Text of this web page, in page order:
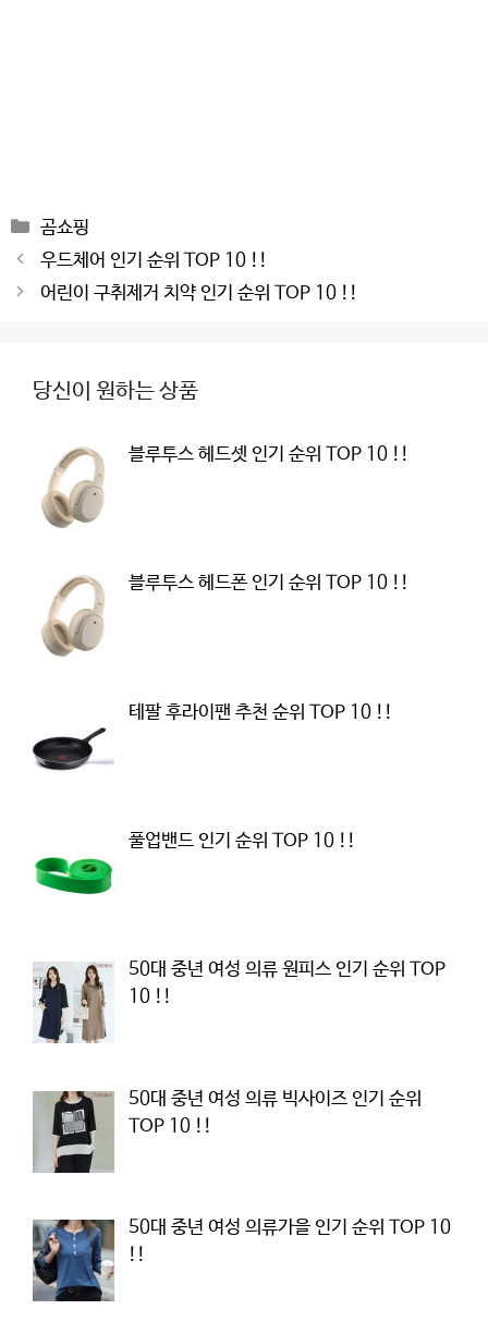
Categories
곰쇼핑
Post
navigation
우드체어 인기 순위 TOP 10 !!
어린이 구취제거 치약 인기 순위 TOP 10 !!
당신이 원하는 상품
블루투스 헤드셋 인기 순위 TOP 10 !!
블루투스 헤드폰 인기 순위 TOP 10 !!
테팔 후라이팬 추천 순위 TOP 10 !!
풀업밴드 인기 순위 TOP 10 !!
50대 중년 여성 의류 원피스 인기 순위 TOP
10 !!
50대 중년 여성 의류 빅사이즈 인기 순위
TOP 10 !!
50대 중년 여성 의류가을 인기 순위 TOP 10
!!